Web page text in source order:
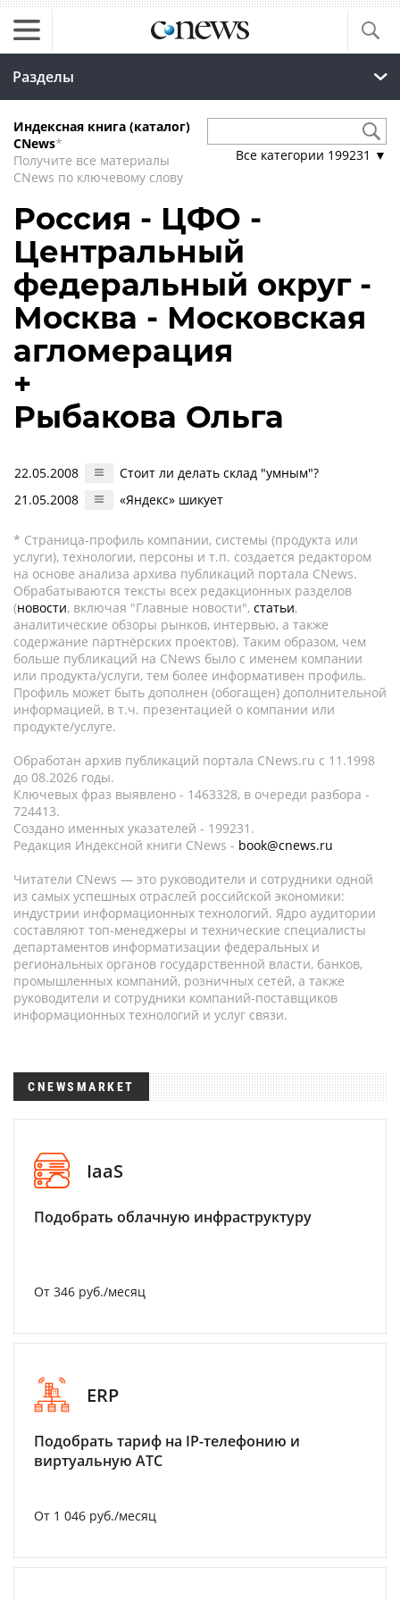
Разделы
Индексная книга (каталог)
CNews*
Получите все материалы
CNews по ключевому слову
Все категории 199231 ▼
Россия - ЦФО -
Центральный
федеральный округ -
Москва - Московская
агломерация
+
Рыбакова Ольга
22.05.2008
Стоит ли делать склад "умным"?
21.05.2008
«Яндекс» шикует
* Страница-профиль компании, системы (продукта или
услуги), технологии, персоны и т.п. создается редактором
на основе анализа архива публикаций портала CNews.
Обрабатываются тексты всех редакционных разделов
(новости, включая "Главные новости", статьи,
аналитические обзоры рынков, интервью, а также
содержание партнёрских проектов). Таким образом, чем
больше публикаций на CNews было с именем компании
или продукта/услуги, тем более информативен профиль.
Профиль может быть дополнен (обогащен) дополнительной
информацией, в т.ч. презентацией о компании или
продукте/услуге.
Обработан архив публикаций портала CNews.ru c 11.1998
до 08.2026 годы.
Ключевых фраз выявлено - 1463328, в очереди разбора -
724413.
Создано именных указателей - 199231.
Редакция Индексной книги CNews - book@cnews.ru
Читатели CNews — это руководители и сотрудники одной
из самых успешных отраслей российской экономики:
индустрии информационных технологий. Ядро аудитории
составляют топ-менеджеры и технические специалисты
департаментов информатизации федеральных и
региональных органов государственной власти, банков,
промышленных компаний, розничных сетей, а также
руководители и сотрудники компаний-поставщиков
информационных технологий и услуг связи.
CNEWSMARKET
IaaS
Подобрать облачную инфраструктуру
От 346 руб./месяц
ERP
Подобрать тариф на IP-телефонию и
виртуальную АТС
От 1 046 руб./месяц